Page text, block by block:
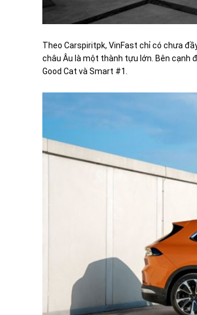
Theo Carspiritpk, VinFast chỉ có chưa
châu Âu là một thành tựu lớn. Bên cạnh
Good Cat và Smart #1.